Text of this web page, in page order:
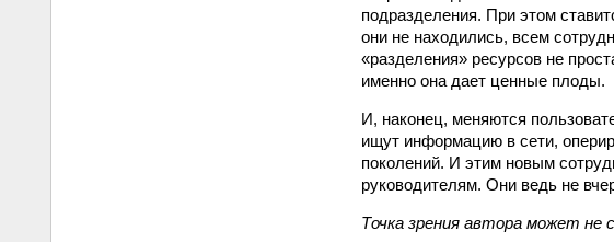
подразделения. При этом
они не находились, всем
«разделения» ресурсов не
именно она дает ценные плоды.
И, наконец, меняются
ищут информацию в сети,
поколений. И этим новым
руководителям. Они ведь не
Точка зрения автора может не